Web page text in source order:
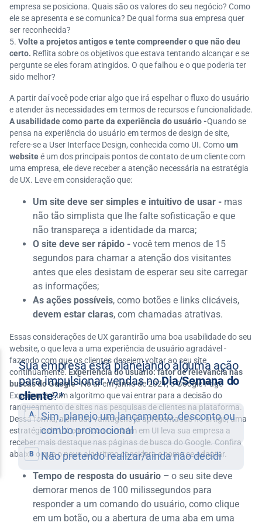
empresa se posiciona. Quais são os valores do seu negócio? Como
ele se apresenta e se comunica? De qual forma sua empresa quer
ser reconhecida?
Volte a projetos antigos e tente compreender o que não deu
certo. Reflita sobre os objetivos que estava tentando alcançar e se
pergunte se eles foram atingidos. O que falhou e o que poderia ter
sido melhor?
A partir daí você pode criar algo que irá espelhar o fluxo do usuário
e atender às necessidades em termos de recursos e funcionalidade.
A usabilidade como parte da experiência do usuário -Quando se
pensa na experiência do usuário em termos de design de site,
refere-se a User Interface Design, conhecida como UI. Comoum
websiteé um dos principais pontos de contato de um cliente com
uma empresa, ele deve receber a atenção necessária na estratégia
de UX. Leve em consideração que:
Um site deve ser simples e intuitivo de usar - mas
não tão simplista que lhe falte sofisticação e que
não transpareça a identidade da marca;
O site deve ser rápido - você tem menos de 15
segundos para chamar a atenção dos visitantes
antes que eles desistam de esperar seu site carregar
as informações;
As ações possíveis, como botões e links clicáveis,
devem estar claras, com chamadas atrativas.
Essas considerações de UX garantirão uma boa usabilidade do seu
website, o que leva a uma experiência de usuário agradável -
fazendo com que os clientes desejem voltar ao seu site
continuamente. Experiência do usuário: fator de relevância nas
buscas do Google -No ar em junho de 2021, o Google Page
Experience é um algoritmo que vai entrar para a decisão do
ranqueamento de sites nas pesquisas de clientes na plataforma.
Dessa forma, além das vantagens já apresentadas no artigo, uma
estratégia de UX com foco também em UI leva sua empresa a
receber mais destaque nas páginas de busca do Google. Confira
abaixo o que o novo algoritmo considera e como se adaptar.
Tempo de resposta do usuário – o seu site deve
demorar menos de 100 milissegundos para
responder a um comando do usuário, como clique
em um botão, ou a abertura de uma aba em uma